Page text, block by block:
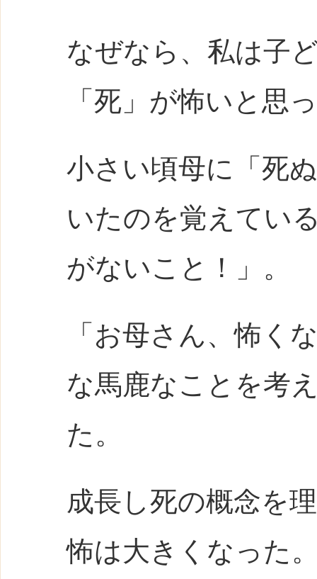
なぜなら、私は子
「死」が怖いと思
小さい頃母に「死
いたのを覚えてい
がないこと！」。
「お母さん、怖く
な馬鹿なことを考
た。
成長し死の概念を
怖は大きくなった